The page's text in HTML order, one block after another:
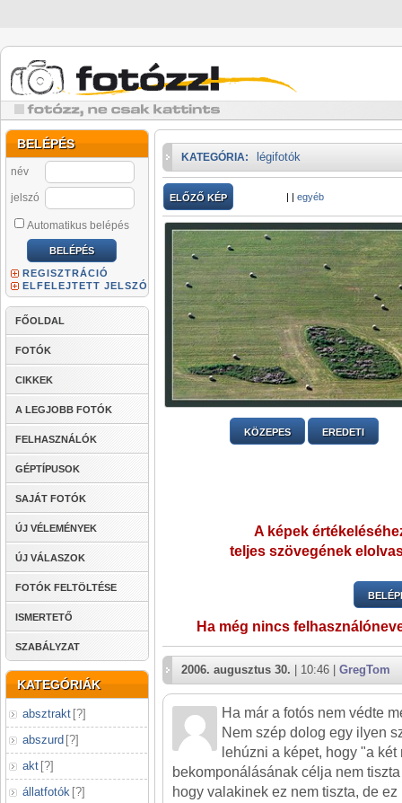
BELÉPÉS
név
jelszó
Automatikus belépés
REGISZTRÁCIÓ
ELFELEJTETT JELSZÓ
FŐOLDAL
FOTÓK
CIKKEK
A LEGJOBB FOTÓK
FELHASZNÁLÓK
GÉPTÍPUSOK
SAJÁT FOTÓK
ÚJ VÉLEMÉNYEK
ÚJ VÁLASZOK
FOTÓK FELTÖLTÉSE
ISMERTETŐ
SZABÁLYZAT
KATEGÓRIÁK
absztrakt [?]
abszurd [?]
akt [?]
állatfotók [?]
KATEGÓRIA: légifotók
ELŐZŐ KÉP | | egyéb
KÖZEPES EREDETI
A képek
teljes szövegének
Ha még nincs
2006. augusztus 30. | 10:46 | GregTom
Ha már a fotós nem védte
Nem szép dolog egy ilyen
lehúzni a képet, hogy "a
bekomponálásának célja nem
hogy valakinek ez nem tiszta, de